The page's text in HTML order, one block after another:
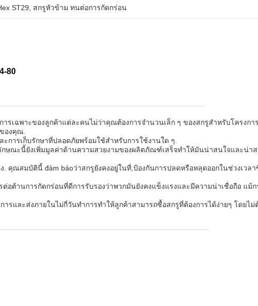
ST29 สกรูหัวข้าม ทนต่อการกัดกร่อน
80
เฉพาะของลูกค้าแต่ละคนไม่ว่าคุณต้องการจํานวนเล็ก ๆ ของสกรูสําหรับโครงกา
องคุณ.
การเก็บรักษาที่ปลอดภัยพร้อมใช้สําหรับการใช้งานใด ๆ.
ษณะนี้ยังเพิ่มมูลค่าด้านความสวยงามของผลิตภัณฑ์เสร็จทําให้มันน่าสนใจและน่า
. คุณสมบัตินี้ đảm bảoว่าสกรูยังคงอยู่ในที่,ป้องกันการปลดหรือหลุดออกในช่วงเวล
อต้านการกัดกร่อนที่ดีการรับรองว่าพวกมันยังคงแข็งแรงและมีความน่าเชื่อถือ แม้
รและส่งภายในไม่กี่วันทําการทําให้ลูกค้าสามารถซื้อสกรูที่ต้องการได้ง่ายๆ โดยไ